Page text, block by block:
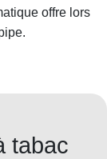
offre lors
tabac